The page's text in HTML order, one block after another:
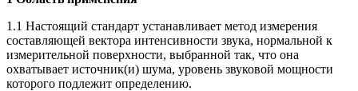
1.1 Настоящий стандарт устанавливает метод измерения
составляющей вектора интенсивности звука, нормальной к
измерительной поверхности, выбранной так, что она
охватывает источник(и) шума, уровень звуковой мощности
которого подлежит определению.